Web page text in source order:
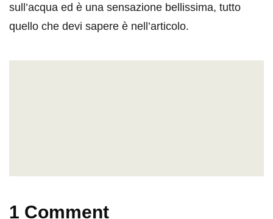
sull’acqua ed è una sensazione bellissima, tutto
quello che devi sapere è nell’articolo.
1 Comment